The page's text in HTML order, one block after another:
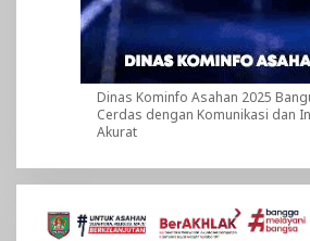
Dinas Kominfo Asahan 2025
Cerdas dengan Komunikasi dan
Akurat
Pemutar
Video